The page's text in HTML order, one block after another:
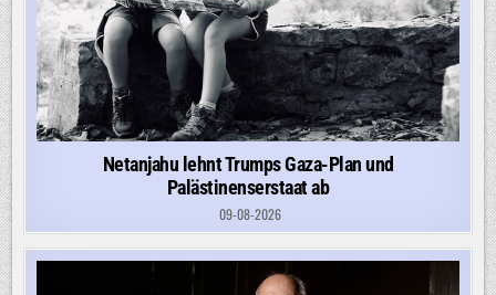
Netanjahu lehnt Trumps Gaza-Plan und
Palästinenserstaat ab
09-08-2026